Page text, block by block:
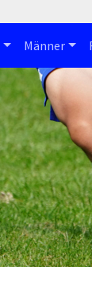
Männer